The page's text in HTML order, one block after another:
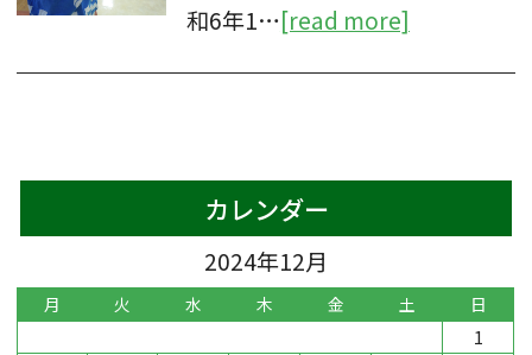
和6年1…[read more]
カレンダー
2024年12月
月 火 水 木 金 土 日
1